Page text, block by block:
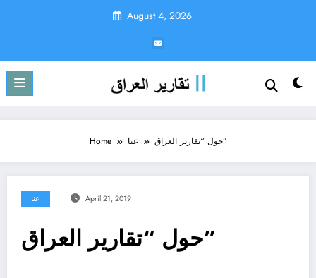
August 4, 2026
Home عنا حول “تقارير العراق”
عنا April 21, 2019
حول “تقارير العراق”